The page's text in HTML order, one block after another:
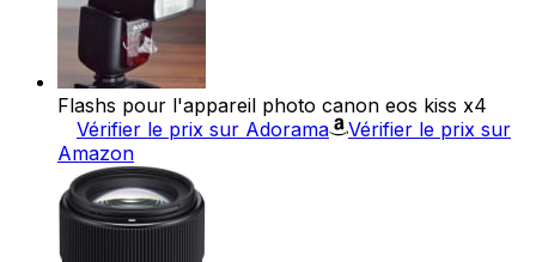
Flashs pour l'appareil photo canon eos kiss x4
Vérifier le prix sur Adorama
Vérifier le prix sur
Amazon